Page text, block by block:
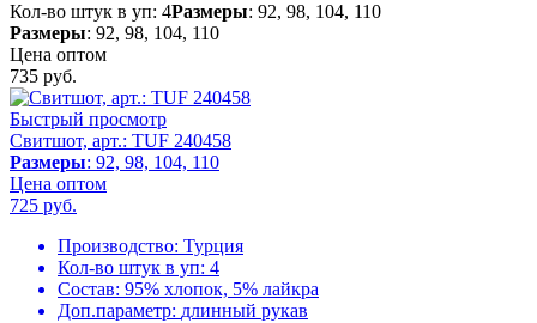
Кол-во штук в уп: 4Размеры: 92, 98, 104, 110
Размеры: 92, 98, 104, 110
Цена оптом
735 руб.
Быстрый просмотр
Свитшот, арт.: TUF 240458
Размеры: 92, 98, 104, 110
Цена оптом
725 руб.
Производство: Турция
Кол-во штук в уп: 4
Состав: 95% хлопок, 5% лайкра
Доп.параметр: длинный рукав